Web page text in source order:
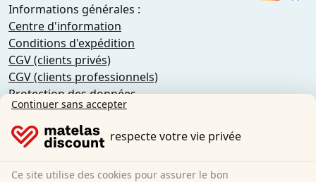
Informations générales :
Centre d'information
Conditions d'expédition
CGV (clients privés)
CGV (clients professionnels)
Protection des données
Cookies
Information sur le droit de rétractation
Mentions légales
Résilier le contrat
Continuer sans accepter
respecte votre vie privée
Ce site utilise des cookies pour assurer le bon